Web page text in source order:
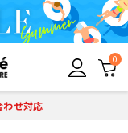
0
せ対応